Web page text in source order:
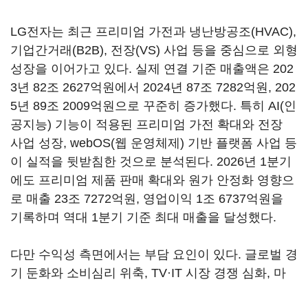
LG전자는 최근 프리미엄 가전과 냉난방공조(HVAC),
기업간거래(B2B), 전장(VS) 사업 등을 중심으로 외형
성장을 이어가고 있다. 실제 연결 기준 매출액은 202
3년 82조 2627억원에서 2024년 87조 7282억원, 202
5년 89조 2009억원으로 꾸준히 증가했다. 특히 AI(인
공지능) 기능이 적용된 프리미엄 가전 확대와 전장
사업 성장, webOS(웹 운영체제) 기반 플랫폼 사업 등
이 실적을 뒷받침한 것으로 분석된다. 2026년 1분기
에도 프리미엄 제품 판매 확대와 원가 안정화 영향으
로 매출 23조 7272억원, 영업이익 1조 6737억원을
기록하며 역대 1분기 기준 최대 매출을 달성했다.
다만 수익성 측면에서는 부담 요인이 있다. 글로벌 경
기 둔화와 소비심리 위축, TV·IT 시장 경쟁 심화, 마